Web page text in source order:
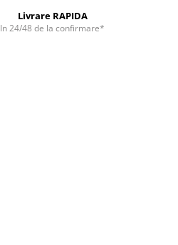
Livrare RAPIDA
In 24/48 de la confirmare*